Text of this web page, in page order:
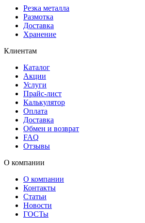
Резка металла
Размотка
Доставка
Хранение
Клиентам
Каталог
Акции
Услуги
Прайс-лист
Калькулятор
Оплата
Доставка
Обмен и возврат
FAQ
Отзывы
О компании
О компании
Контакты
Статьи
Новости
ГОСТы